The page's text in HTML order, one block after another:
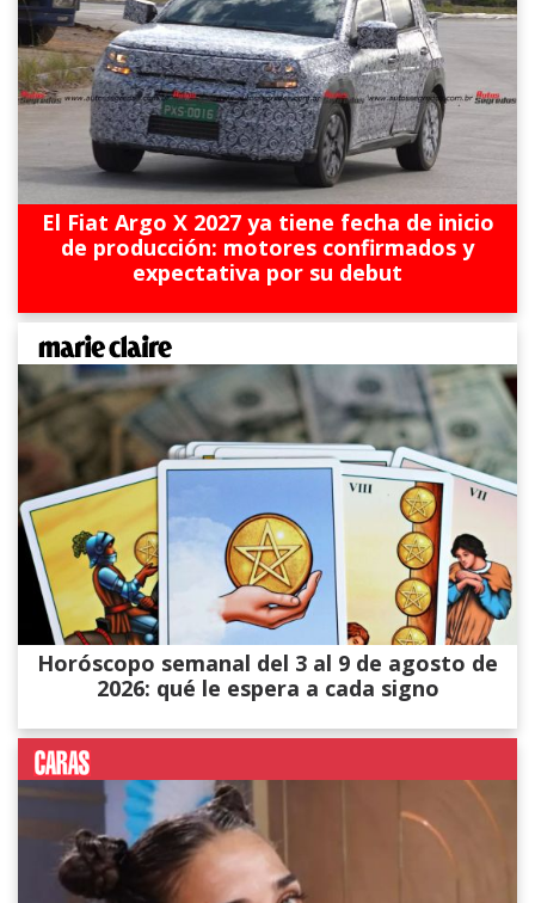
El Fiat Argo X 2027 ya tiene fecha de inicio
de producción: motores confirmados y
expectativa por su debut
Horóscopo semanal del 3 al 9 de agosto de
2026: qué le espera a cada signo